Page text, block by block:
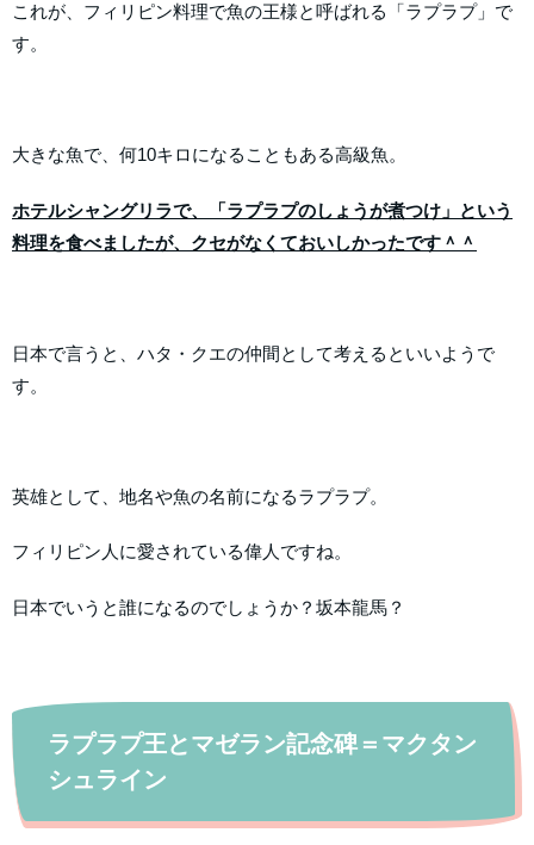
これが、フィリピン料理で魚の王様と呼ばれる「ラプラプ」で
す。
大きな魚で、何10キロになることもある高級魚。
ホテルシャングリラで、「ラプラプのしょうが煮つけ」という
料理を食べましたが、クセがなくておいしかったです＾＾
日本で言うと、ハタ・クエの仲間として考えるといいようで
す。
英雄として、地名や魚の名前になるラプラプ。
フィリピン人に愛されている偉人ですね。
日本でいうと誰になるのでしょうか？坂本龍馬？
ラプラプ王とマゼラン記念碑＝マクタン
シュライン